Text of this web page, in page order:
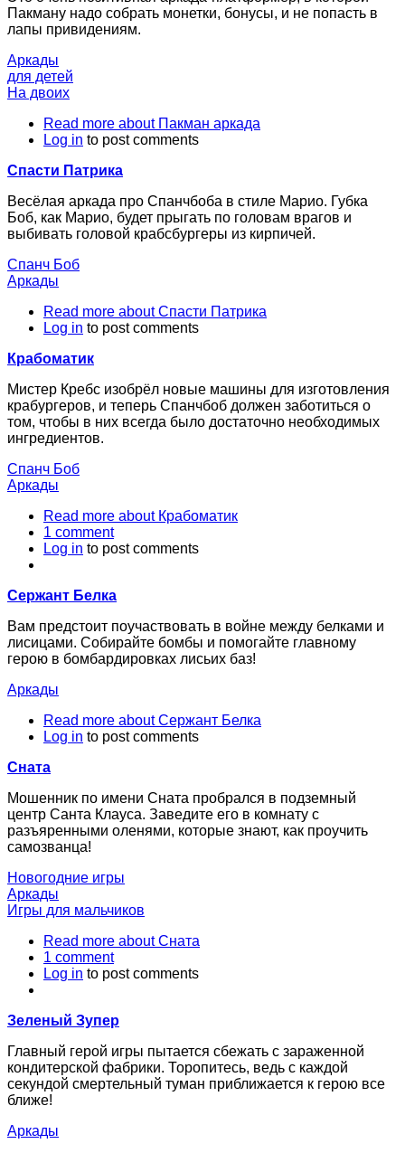
Пакману надо собрать монетки, бонусы, и не попасть в
лапы привидениям.
Аркады
для детей
На двоих
Read more about Пакман аркада
Log in to post comments
Спасти Патрика
Весёлая аркада про Спанчбоба в стиле Марио. Губка
Боб, как Марио, будет прыгать по головам врагов и
выбивать головой крабсбургеры из кирпичей.
Спанч Боб
Аркады
Read more about Спасти Патрика
Log in to post comments
Крабоматик
Мистер Кребс изобрёл новые машины для изготовления
крабургеров, и теперь Спанчбоб должен заботиться о
том, чтобы в них всегда было достаточно необходимых
ингредиентов.
Спанч Боб
Аркады
Read more about Крабоматик
1 comment
Log in to post comments
Сержант Белка
Вам предстоит поучаствовать в войне между белками и
лисицами. Собирайте бомбы и помогайте главному
герою в бомбардировках лисьих баз!
Аркады
Read more about Сержант Белка
Log in to post comments
Сната
Мошенник по имени Сната пробрался в подземный
центр Санта Клауса. Заведите его в комнату с
разъяренными оленями, которые знают, как проучить
самозванца!
Новогодние игры
Аркады
Игры для мальчиков
Read more about Сната
1 comment
Log in to post comments
Зеленый Зупер
Главный герой игры пытается сбежать с зараженной
кондитерской фабрики. Торопитесь, ведь с каждой
секундой смертельный туман приближается к герою все
ближе!
Аркады